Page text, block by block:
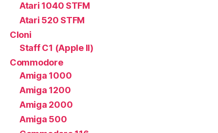
Atari 1040 STFM
Atari 520 STFM
Cloni
Staff C1 (Apple II)
Commodore
Amiga 1000
Amiga 1200
Amiga 2000
Amiga 500